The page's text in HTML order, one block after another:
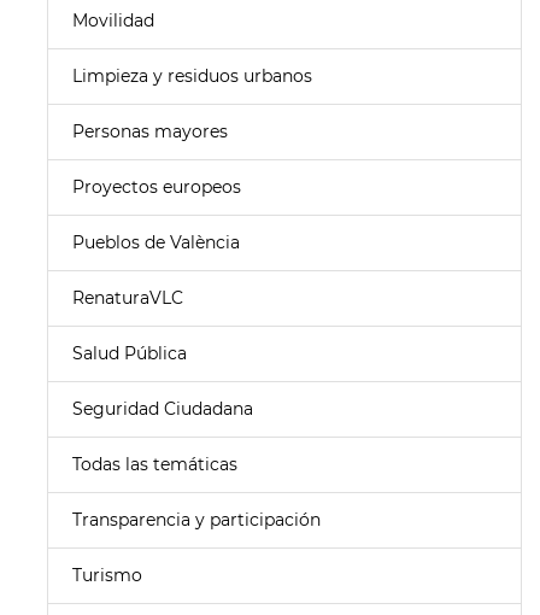
Movilidad
Limpieza y residuos urbanos
Personas mayores
Proyectos europeos
Pueblos de València
RenaturaVLC
Salud Pública
Seguridad Ciudadana
Todas las temáticas
Transparencia y participación
Turismo